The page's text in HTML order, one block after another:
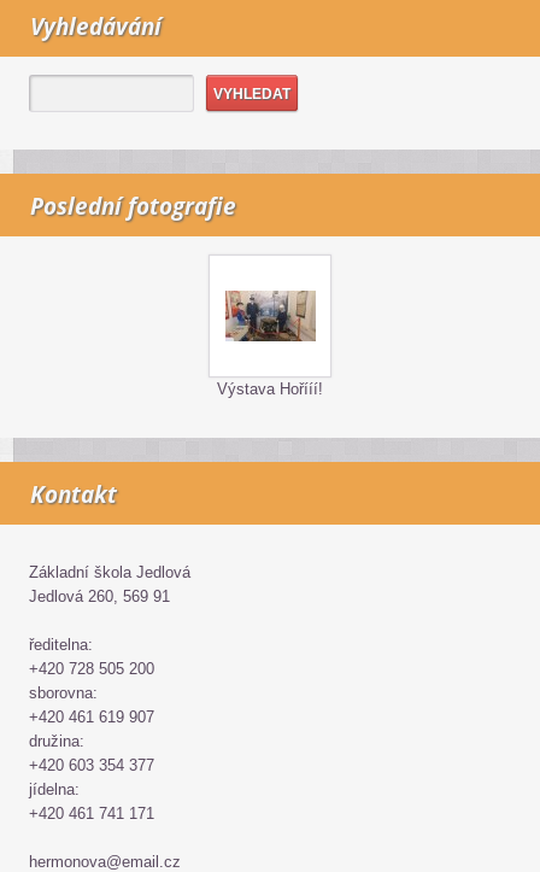
Vyhledávání
Poslední fotografie
Výstava Hořííí!
Kontakt
Základní škola Jedlová
Jedlová 260, 569 91
ředitelna:
+420 728 505 200
sborovna:
+420 461 619 907
družina:
+420 603 354 377
jídelna:
+420 461 741 171
hermonova@email.cz